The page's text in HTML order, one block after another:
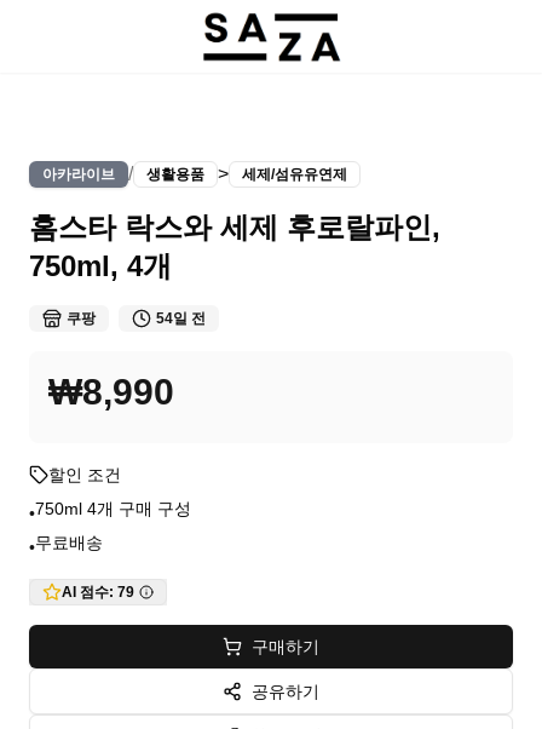
아카라이브 / 생활용품 > 세제/섬유유연제
홈스타 락스와 세제 후로랄파인,
750ml, 4개
쿠팡 54일 전
₩8,990
할인 조건
•750ml 4개 구매 구성
•무료배송
AI 점수: 79
구매하기
공유하기